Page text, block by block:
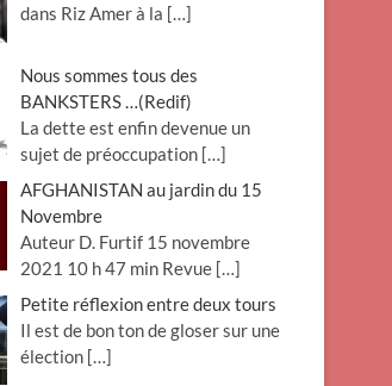
dans Riz Amer à la […]
Nous sommes tous des
BANKSTERS …(Redif)
La dette est enfin devenue un
sujet de préoccupation […]
AFGHANISTAN au jardin du 15
Novembre
Auteur D. Furtif 15 novembre
2021 10 h 47 min Revue […]
Petite réflexion entre deux tours
Il est de bon ton de gloser sur une
élection […]